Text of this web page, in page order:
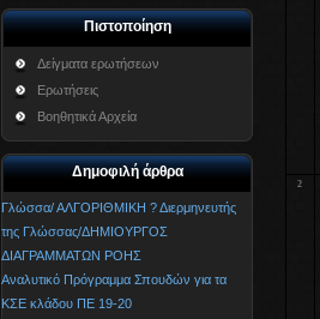
Πιστοποίηση
Δείγματα ερωτήσεων
Ερωτήσεις
Βοηθητικά Αρχεία
Δημοφιλή άρθρα
Γλώσσα/ ΑΛΓΟΡΙΘΜΙΚΗ ? Διερμηνευτής
της Γλώσσας/ΔΗΜΙΟΥΡΓΟΣ
ΔΙΑΓΡΑΜΜΑΤΩΝ ΡΟΗΣ
Αναλυτικό Πρόγραμμα Σπουδών για τα
ΚΣΕ κλάδου ΠΕ 19-20
2